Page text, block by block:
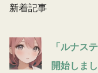
新着記事
「ルナス
開始しまし